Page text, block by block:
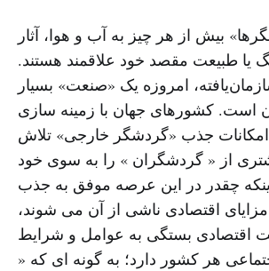
بیش از هر چیز به آب و هوا، آثار
یا طبیعت مقصد خود علاقمند هستند.
امروزه یک «صنعت» بسیار
است. کشورهای جهان با زمینه سازی
جذب «گردشگر خارجی» تلاش
از « گردشگران » را به سوی خود
اینکه چقدر در این عرصه موفق به جذب
اقتصادی ناشی از آن می شوند،
اقتصادی بستگی به عوامل و شرایط
هر کشور دارد؛ به گونه ای که «